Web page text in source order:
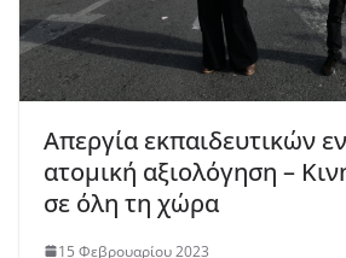
Απεργία εκπαιδευτικών
ατομική αξιολόγηση –
σε όλη τη χώρα
15 Φεβρουαρίου 2023